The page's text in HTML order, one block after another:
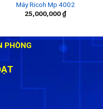
Máy Ricoh Mp 4002
25,000,000₫
PHÒNG